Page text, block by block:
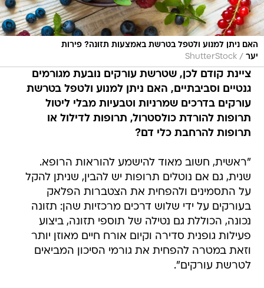
האם ניתן למנוע ולטפל בטרשת באמצעות תזונה? פירות
יער /
ShutterStock
ציינת קודם לכן, שטרשת עורקים נובעת מגורמים
גנטיים וסביבתיים, האם ניתן למנוע ולטפל בטרשת
עורקים בדרכים שמרניות וטבעיות מבלי ליטול
תרופות להורדת כולסטרול, תרופות לדילול או
תרופות להרחבת כלי דם?
"ראשית, חשוב מאוד להישמע להוראות הרופא.
שנית, גם אם נוטלים תרופות יש להבין, שניתן להקל
על התסמינים ולהפחית את הצטברות הפלאק
בעורקים על ידי שלוש דרכים מרכזיות שהן: תזונה
נכונה, הכוללת גם נטילה של תוספי תזונה, ביצוע
פעילות גופנית סדירה וקיום אורח חיים מאוזן יותר
וזאת במטרה להפחית את גורמי הסיכון המביאים
לטרשת עורקים".